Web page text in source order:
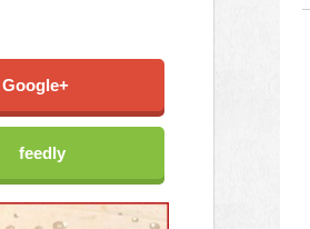
Google+
feedly